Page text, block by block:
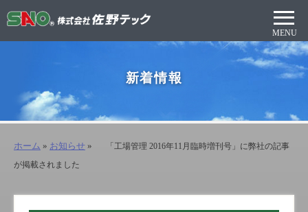
新着情報
ホーム » お知らせ » 「工場管理 2016年11月臨時増刊号」に弊社の記事
が掲載されました